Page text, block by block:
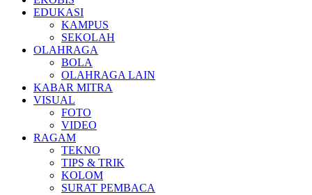
EDUKASI
KAMPUS
SEKOLAH
OLAHRAGA
BOLA
OLAHRAGA LAIN
KABAR MITRA
VISUAL
FOTO
VIDEO
RAGAM
TEKNO
TIPS & TRIK
KOLOM
SURAT PEMBACA